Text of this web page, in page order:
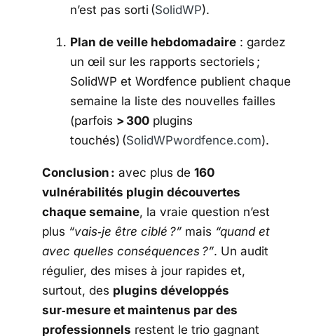
n’est pas sorti (SolidWP).
Plan de veille hebdomadaire : gardez
un œil sur les rapports sectoriels ;
SolidWP et Wordfence publient chaque
semaine la liste des nouvelles failles
(parfois > 300 plugins
touchés) (SolidWPwordfence.com).
Conclusion : avec plus de 160
vulnérabilités plugin découvertes
chaque semaine, la vraie question n’est
plus “vais‑je être ciblé ?” mais “quand et
avec quelles conséquences ?”. Un audit
régulier, des mises à jour rapides et,
surtout, des plugins développés
sur‑mesure et maintenus par des
professionnels restent le trio gagnant